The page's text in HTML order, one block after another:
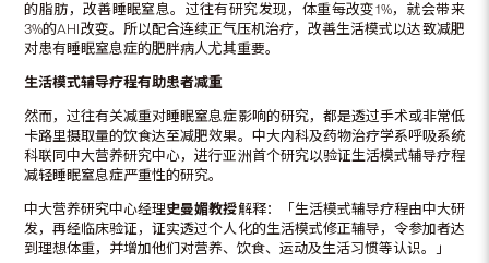
的脂肪，改善睡眠窒息。过往有研究发现，体重每改变1%，就会带来
3%的AHI改变。所以配合连续正气压机治疗，改善生活模式以达致减肥
对患有睡眠窒息症的肥胖病人尤其重要。
生活模式辅导疗程有助患者减重
然而，过往有关减重对睡眠窒息症影响的研究，都是透过手术或非常低
卡路里摄取量的饮食达至减肥效果。中大内科及药物治疗学系呼吸系统
科联同中大营养研究中心，进行亚洲首个研究以验证生活模式辅导疗程
减轻睡眠窒息症严重性的研究。
中大营养研究中心经理史曼媚教授解释：「生活模式辅导疗程由中大研
发，再经临床验证，证实透过个人化的生活模式修正辅导，令参加者达
到理想体重，并增加他们对营养、饮食、运动及生活习惯等认识。」